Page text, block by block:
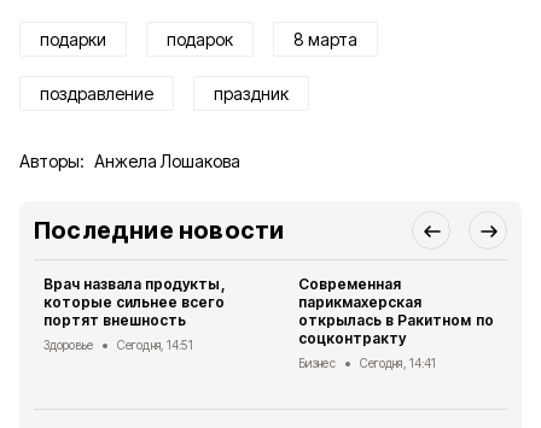
подарки подарок 8 марта
поздравление праздник
Авторы: Анжела Лошакова
Последние новости
Врач назвала продукты,
которые сильнее всего
портят внешность
Здоровье Сегодня, 14:51
Современная
парикмахерская
открылась в Ракитном по
соцконтракту
Бизнес Сегодня, 14:41